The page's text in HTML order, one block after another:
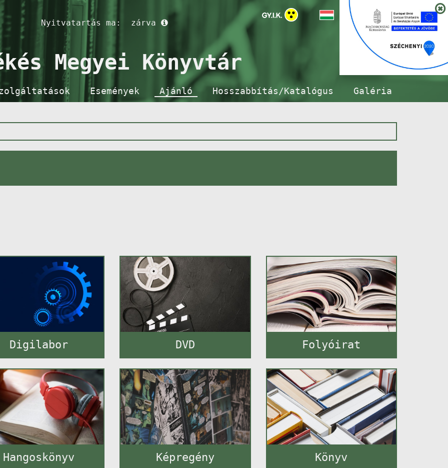
Nyitvatartás ma: zárva
Megyei Könyvtár
Események Ajánló Hosszabbítás/Katalógus Galéria
Digilabor DVD Folyóirat
Hangoskönyv Képregény Könyv